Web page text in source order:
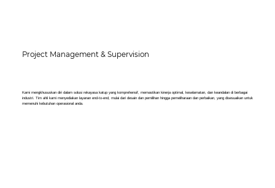
Project Management & Supervision
Kami mengkhususkan diri dalam solusi rekayasa katup yang komprehensif, memastikan kinerja optimal, keselamatan, dan keandalan di berbagai
industri. Tim ahli kami menyediakan layanan end-to-end, mulai dari desain dan pemilihan hingga pemeliharaan dan perbaikan, yang disesuaikan untuk
memenuhi kebutuhan operasional anda.